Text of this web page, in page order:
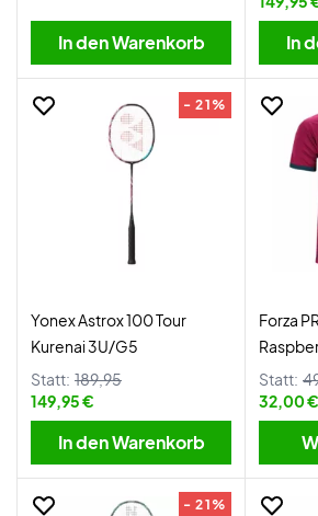
In den Warenkorb In
- 21%
Yonex Astrox 100 Tour
Kurenai 3U/G5
Statt: 189,95
149,95 €
In den Warenkorb
Forza
Statt:
32,00 €
- 21%